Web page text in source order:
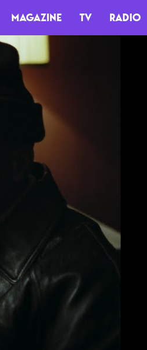
MAGAZINE TV RADIO